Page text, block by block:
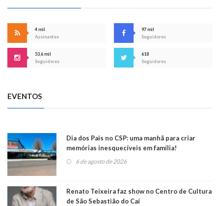
4 mil
Assinantes
97 mil
Seguidores
53,6 mil
Seguidores
618
Seguidores
EVENTOS
Dia dos Pais no CSP: uma manhã para criar
memórias inesquecíveis em família!
6 de agosto de 2026
Renato Teixeira faz show no Centro de Cultura
de São Sebastião do Caí